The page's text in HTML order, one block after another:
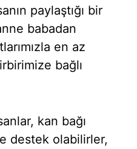
paylaştığı bir
babadan
en az
bağlı
kan bağı
destek olabilirler,